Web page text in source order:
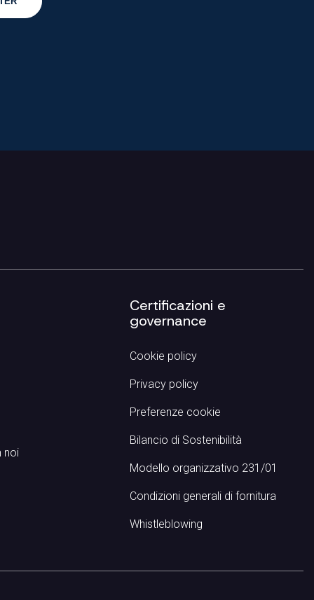
noi
Certificazioni e
governance
Cookie policy
Privacy policy
Preferenze cookie
Bilancio di Sostenibilità
Modello organizzativo 231/01
Condizioni generali di fornitura
Whistleblowing